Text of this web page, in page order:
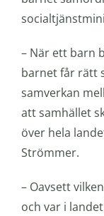
– När ett barn
barnet får rätt
samverkan
att samhället
över hela
Strömmer.​
– Oavsett
och var i